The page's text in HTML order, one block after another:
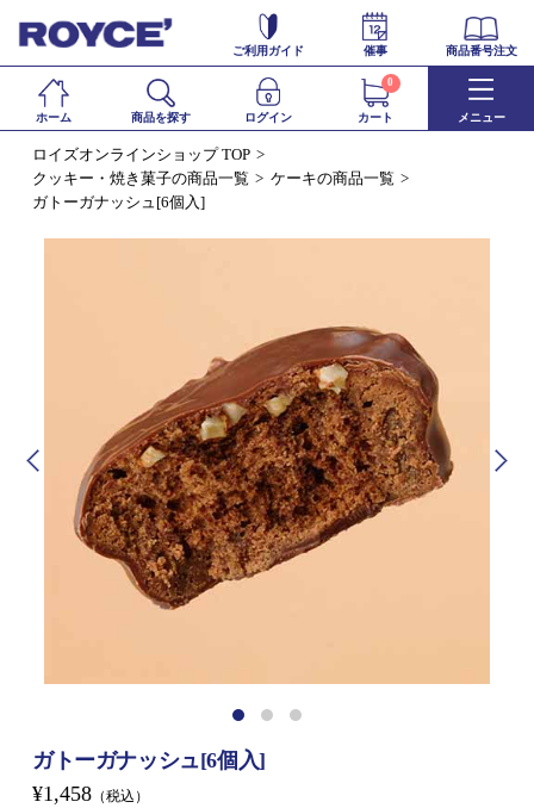
ご利用ガイド 催事 商品番号注文
ホーム 商品を探す ログイン カート
0
メニュー
ロイズオンラインショップ TOP
クッキー・焼き菓子の商品一覧
ケーキの商品一覧
ガトーガナッシュ[6個入]
ガトーガナッシュ[6個入]
¥1,458 （税込）